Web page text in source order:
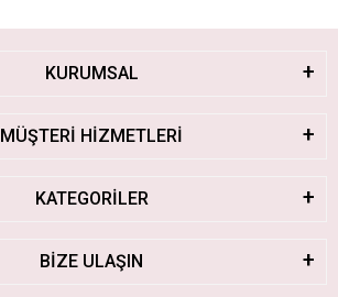
KURUMSAL
MÜŞTERİ HİZMETLERİ
KATEGORİLER
BİZE ULAŞIN